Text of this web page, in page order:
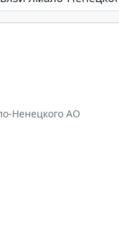
Ненецкого АО